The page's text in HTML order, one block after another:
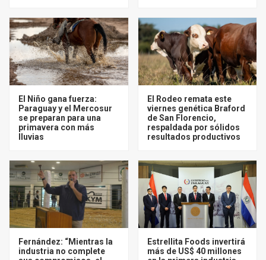
El Niño gana fuerza:
Paraguay y el Mercosur
se preparan para una
primavera con más
lluvias
El Rodeo remata este
viernes genética Braford
de San Florencio,
respaldada por sólidos
resultados productivos
Fernández: “Mientras la
industria no complete
Estrellita Foods invertirá
más de US$ 40 millones